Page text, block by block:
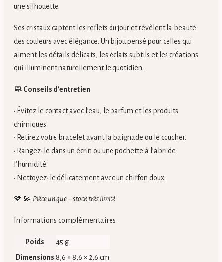
une silhouette.
Ses cristaux captent les reflets du jour et révèlent la beauté
des couleurs avec élégance. Un bijou pensé pour celles qui
aiment les détails délicats, les éclats subtils et les créations
qui illuminent naturellement le quotidien.
🧼 Conseils d’entretien
• Évitez le contact avec l’eau, le parfum et les produits
chimiques.
• Retirez votre bracelet avant la baignade ou le coucher.
• Rangez-le dans un écrin ou une pochette à l’abri de
l’humidité.
• Nettoyez-le délicatement avec un chiffon doux.
💖 💫 Pièce unique – stock très limité
Informations complémentaires
Poids
45 g
Dimensions 8,6 × 8,6 × 2,6 cm